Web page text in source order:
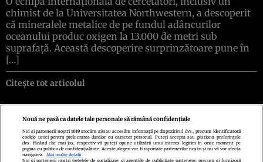
chimist de la Universitatea Northwestern, a descoperit
că mineralele metalice de pe fundul adâncurilor
oceanului produc oxigen la 13.000 de metri sub
suprafață. Această descoperire surprinzătoare pune în
[…]
Citește tot articolul
Politica de confidenţialitatePolitica de cookiesTermeni şi condiţii
Echipa redacționalăContactSetări Cookies
Nouă ne pasă ca datele tale personale să rămână confidențiale
Noi și partenerii noștri1019 stocăm și/sau accesăm informații pe dispozitivul dvs., precum identificatorii
cookie unici pentru prelucrarea datelor cu caracter personal. Puteți accepta sau gestiona preferințele
dvs. făcând clic mai jos, respectiv vă puteți opune utilizării unui interes legitim în orice moment pe
pagina cu politica de confidențialitate. Aceste alegeri vor fi raportate partenerilor noștri și nu vă vor afecta
navigarea.
Mai multe detalii
Noi si partenerii nostri (retelele de socializare si agentiile de publicitate partenere, precum si furnizorii